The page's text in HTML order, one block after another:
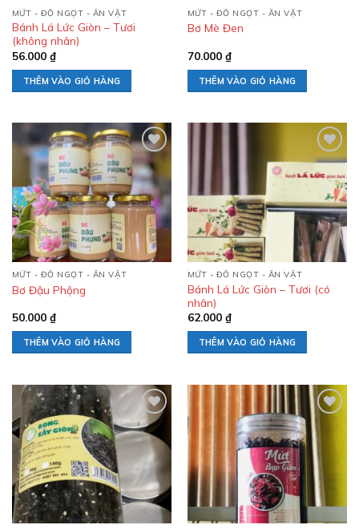
MỨT - ĐỒ NGỌT - ĂN VẶT
Bánh Lá Lức Giòn – Tươi
(không nhân)
56.000 ₫
THÊM VÀO GIỎ HÀNG
MỨT - ĐỒ NGỌT - ĂN VẶT
Bơ Mè Đen
70.000 ₫
THÊM VÀO GIỎ HÀNG
Add to
wishlist
MỨT - ĐỒ NGỌT - ĂN VẶT
Bơ Đậu Phộng
50.000 ₫
THÊM VÀO GIỎ HÀNG
Add to
wishlist
MỨT - ĐỒ NGỌT - ĂN VẶT
Bánh Lá Lức Giòn – Tươi (có
nhân)
62.000 ₫
THÊM VÀO GIỎ HÀNG
Add to
wishlist
Add to
wishlist